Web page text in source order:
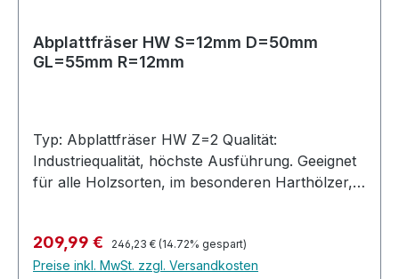
Abplattfräser HW S=12mm D=50mm
GL=55mm R=12mm
Typ: Abplattfräser HW Z=2 Qualität:
Industriequalität, höchste Ausführung. Geeignet
für alle Holzsorten, im besonderen Harthölzer,
von Türfüllungen. Stirn- und umfangschneidend,
jedoch nicht bohrschneidend. Zulässig nur für
Verkaufspreis:
209,99 € Regulärer Preis:
246,23 € (14.72% gespart)
Preise inkl. MwSt. zzgl. Versandkosten